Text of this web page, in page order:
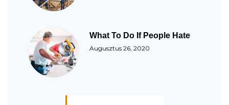
What To Do If People Hate
Augusztus 26, 2020